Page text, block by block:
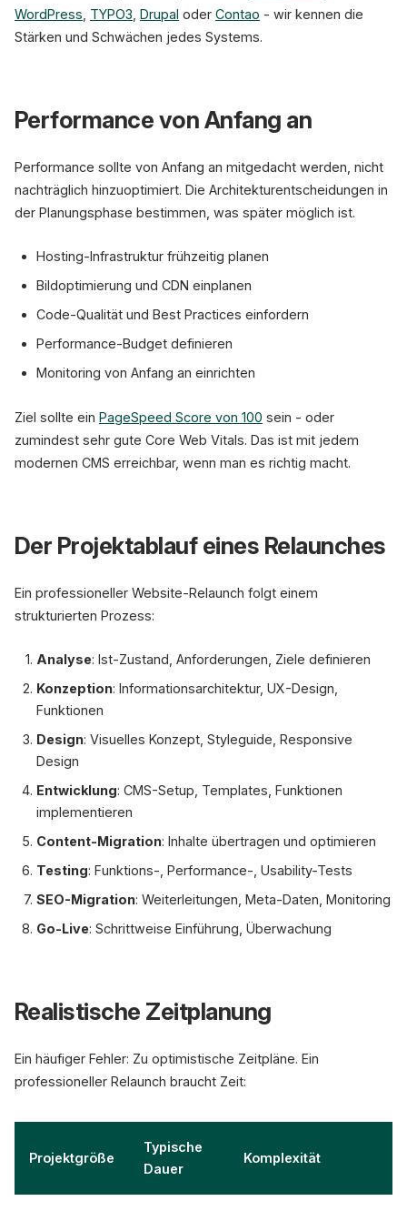
WordPress TYPO3 Drupal oder Contao - wir kennen die
Stärken und Schwächen jedes Systems.
Performance von Anfang an
Performance sollte von Anfang an mitgedacht werden, nicht
nachträglich hinzuoptimiert. Die Architekturentscheidungen in
der Planungsphase bestimmen, was später möglich ist.
Hosting-Infrastruktur frühzeitig planen
Bildoptimierung und CDN einplanen
Code-Qualität und Best Practices einfordern
Performance-Budget definieren
Monitoring von Anfang an einrichten
Ziel sollte ein PageSpeed Score von 100 sein - oder
zumindest sehr gute Core Web Vitals. Das ist mit jedem
modernen CMS erreichbar, wenn man es richtig macht.
Der Projektablauf eines Relaunches
Ein professioneller Website-Relaunch folgt einem
strukturierten Prozess:
Analyse: Ist-Zustand, Anforderungen, Ziele definieren
Konzeption: Informationsarchitektur, UX-Design,
Funktionen
Design: Visuelles Konzept, Styleguide, Responsive
Design
Entwicklung: CMS-Setup, Templates, Funktionen
implementieren
Content-Migration: Inhalte übertragen und optimieren
Testing: Funktions-, Performance-, Usability-Tests
SEO-Migration: Weiterleitungen, Meta-Daten, Monitoring
Go-Live: Schrittweise Einführung, Überwachung
Realistische Zeitplanung
Ein häufiger Fehler: Zu optimistische Zeitpläne. Ein
professioneller Relaunch braucht Zeit:
Projektgröße
Typische
Dauer
Komplexität